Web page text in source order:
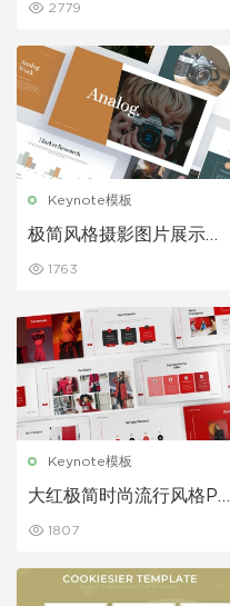
2779
Keynote模板
极简风格摄影图片展示图
1763
Keynote模板
大红极简时尚流行风格PP
1807